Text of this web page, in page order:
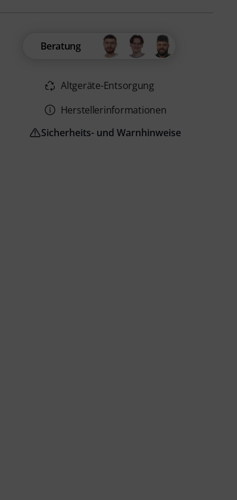
Beratung
Altgeräte-Entsorgung
Herstellerinformationen
Sicherheits- und Warnhinweise